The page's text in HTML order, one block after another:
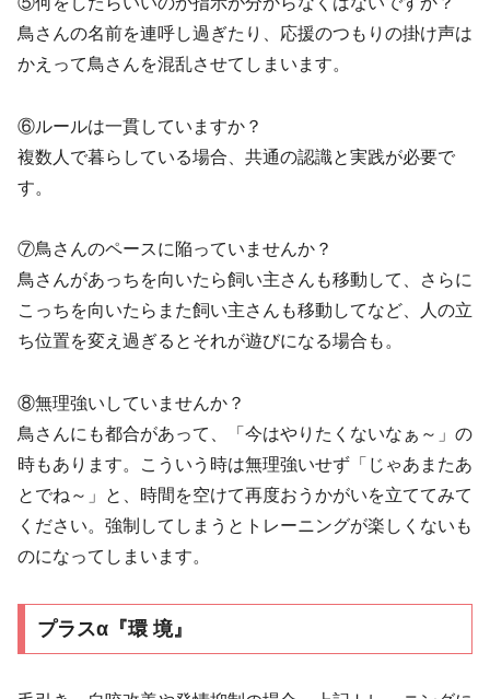
鳥さんの名前を連呼し過ぎたり、応援のつもりの掛け声は
かえって鳥さんを混乱させてしまいます。
⑥​ルールは一貫していますか？
複数人で暮らしている場合、共通の認識と実践が必要で
す。
⑦鳥さんのペースに陥っていませんか？
鳥さんがあっちを向いたら飼い主さんも移動して、さらに
こっちを向いたらまた飼い主さんも移動してなど、人の立
ち位置を変え過ぎるとそれが遊びになる場合も。
​⑧無理強いしていませんか？
鳥さんにも都合があって、「今はやりたくないなぁ～」の
時もあります。こういう時は無理強いせず「じゃあまたあ
とでね～」と、時間を空けて再度おうかがいを立ててみて
ください。強制してしまうとトレーニングが楽しくないも
のになってしまいます。
​プラスα​『環 境』